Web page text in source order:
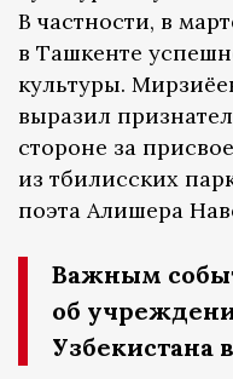
В частности, в
в Ташкенте
культуры.
выразил
стороне за
из тбилисских
поэта Алишера
Важным
об
Узбекистана